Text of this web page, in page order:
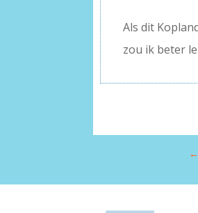
Als dit
zou ik beter
←